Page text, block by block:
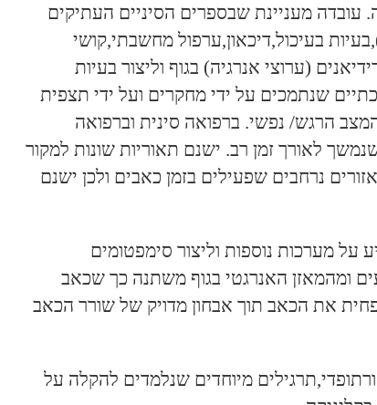
עובדה מעניינת שבספרים הסיניים העתיקים
בעיכול,דיכאון,ערפול מחשבתי,קושי
(ערוצי אנרגיה) בגוף וליצור בעיות
שונים ומערכתיים שנתמכים על ידי מחקרים ועל ידי תצפית
הרגש/ נפשי. ברפואה סינית וברפואה
מערבית יכול להימשך עד 3 חודשים) לבין כאב כרוני שנמשך לאורך זמן רב. ישנם תאוריות שונות למקור
נרחבים שפעילים בזמן כאבים ולכן ישנם
מערכות נוספות וליצור סימפטומים
ומהמאזן האנרגטי בגוף משתנה כך שכאב
את הכאב תוך אבחון מדויק של שורר הכאב
מיוחדים שנלמדים להקלה על